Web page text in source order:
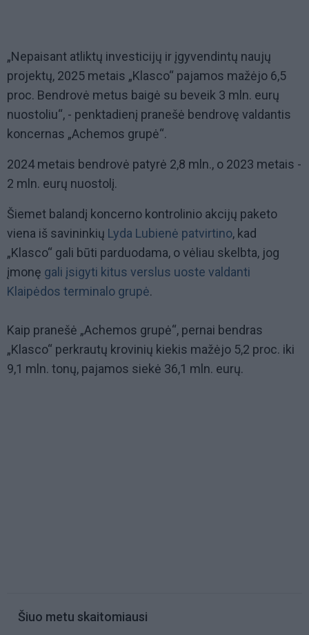
„Nepaisant atliktų investicijų ir įgyvendintų naujų
projektų, 2025 metais „Klasco“ pajamos mažėjo 6,5
proc. Bendrovė metus baigė su beveik 3 mln. eurų
nuostoliu“, - penktadienį pranešė bendrovę valdantis
koncernas „Achemos grupė“.
2024 metais bendrovė patyrė 2,8 mln., o 2023 metais -
2 mln. eurų nuostolį.
Šiemet balandį koncerno kontrolinio akcijų paketo
viena iš savininkių Lyda Lubienė patvirtino, kad
„Klasco“ gali būti parduodama, o vėliau skelbta, jog
įmonę gali įsigyti kitus verslus uoste valdanti
Klaipėdos terminalo grupė.
Kaip pranešė „Achemos grupė“, pernai bendras
„Klasco“ perkrautų krovinių kiekis mažėjo 5,2 proc. iki
9,1 mln. tonų, pajamos siekė 36,1 mln. eurų.
Šiuo metu skaitomiausi